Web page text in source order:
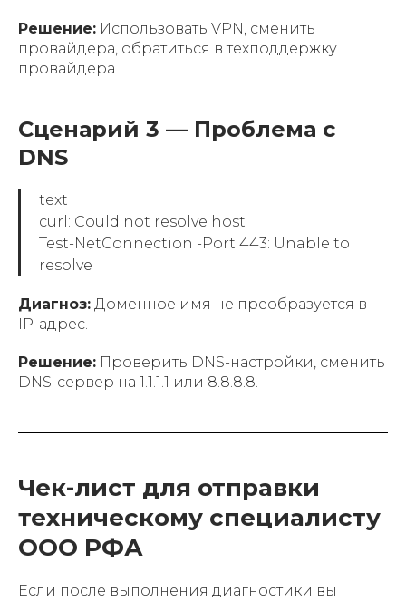
Решение: Использовать VPN, сменить
провайдера, обратиться в техподдержку
провайдера
Сценарий 3 — Проблема с
DNS
text
curl: Could not resolve host
Test-NetConnection -Port 443: Unable to
resolve
Диагноз: Доменное имя не преобразуется в
IP-адрес.
Решение: Проверить DNS-настройки, сменить
DNS-сервер на 1.1.1.1 или 8.8.8.8.
Чек-лист для отправки
техническому специалисту
ООО РФА
Если после выполнения диагностики вы